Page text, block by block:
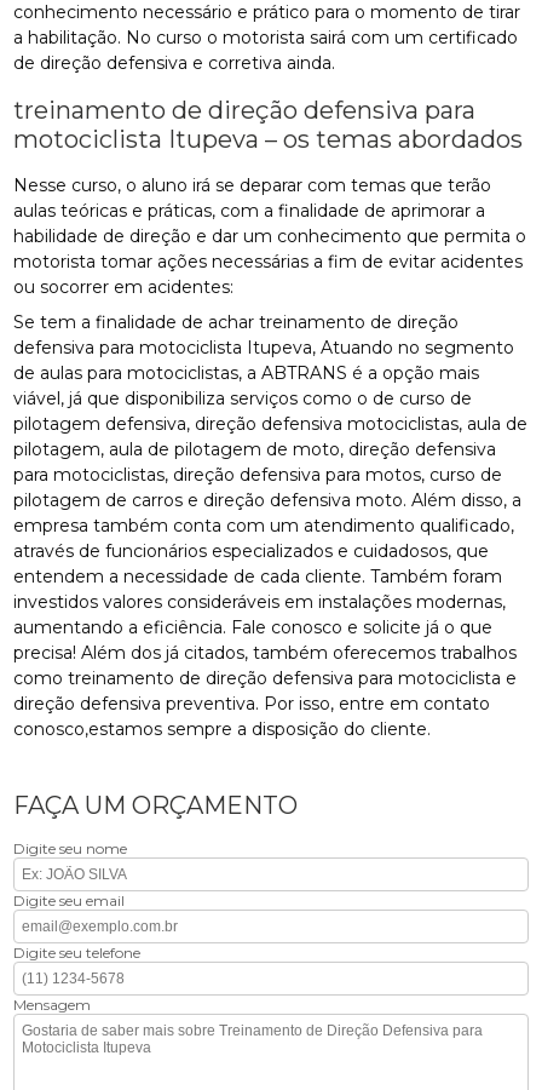
conhecimento necessário e prático para o momento de tirar
a habilitação. No curso o motorista sairá com um certificado
de direção defensiva e corretiva ainda.
treinamento de direção defensiva para
motociclista Itupeva – os temas abordados
Nesse curso, o aluno irá se deparar com temas que terão
aulas teóricas e práticas, com a finalidade de aprimorar a
habilidade de direção e dar um conhecimento que permita o
motorista tomar ações necessárias a fim de evitar acidentes
ou socorrer em acidentes:
Se tem a finalidade de achar treinamento de direção
defensiva para motociclista Itupeva, Atuando no segmento
de aulas para motociclistas, a ABTRANS é a opção mais
viável, já que disponibiliza serviços como o de curso de
pilotagem defensiva, direção defensiva motociclistas, aula de
pilotagem, aula de pilotagem de moto, direção defensiva
para motociclistas, direção defensiva para motos, curso de
pilotagem de carros e direção defensiva moto. Além disso, a
empresa também conta com um atendimento qualificado,
através de funcionários especializados e cuidadosos, que
entendem a necessidade de cada cliente. Também foram
investidos valores consideráveis em instalações modernas,
aumentando a eficiência. Fale conosco e solicite já o que
precisa! Além dos já citados, também oferecemos trabalhos
como treinamento de direção defensiva para motociclista e
direção defensiva preventiva. Por isso, entre em contato
conosco,estamos sempre a disposição do cliente.
FAÇA UM ORÇAMENTO
Digite seu nome
Digite seu email
Digite seu telefone
Mensagem